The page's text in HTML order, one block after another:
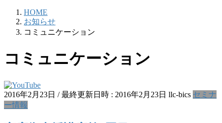
HOME
お知らせ
コミュニケーション
コミュニケーション
2016年2月23日 / 最終更新日時 : 2016年2月23日 llc-bics セミナ
ー情報